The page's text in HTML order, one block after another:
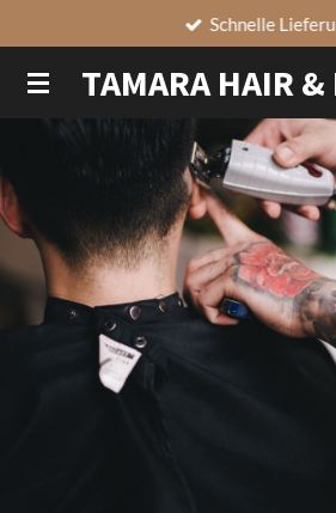
Hauptinhalt
springenTAMARA HAIR &
Schnelle